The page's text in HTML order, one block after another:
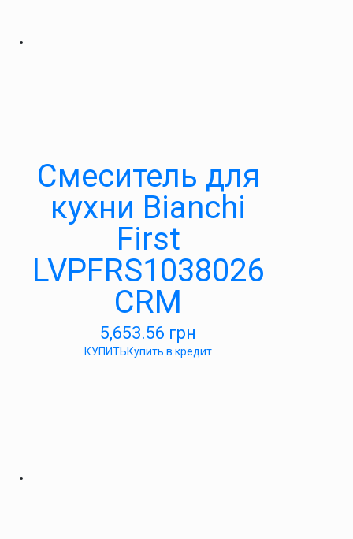
Смеситель для
кухни Bianchi
First
LVPFRS1038026
CRM
5,653.56 грн
КУПИТЬКупить в кредит